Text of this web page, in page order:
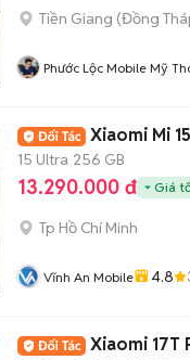
Tiền Giang (Đồng
Phước Lộc Mobile Mỹ
Xiaomi Mi
15 Ultra 256 GB
13.290.000 đ Giá
Tp Hồ Chí Minh
Vĩnh An Mobile 4.8
Xiaomi 17T